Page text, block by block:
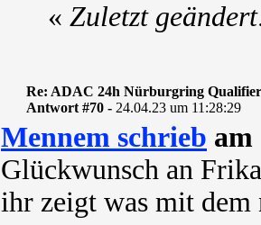
« Zuletzt
Re: ADAC 24h Nürburgring
Antwort #70 - 24.04.23 um 11:28:29
Mennem schrieb am
Glückwunsch an
ihr zeigt was mit dem